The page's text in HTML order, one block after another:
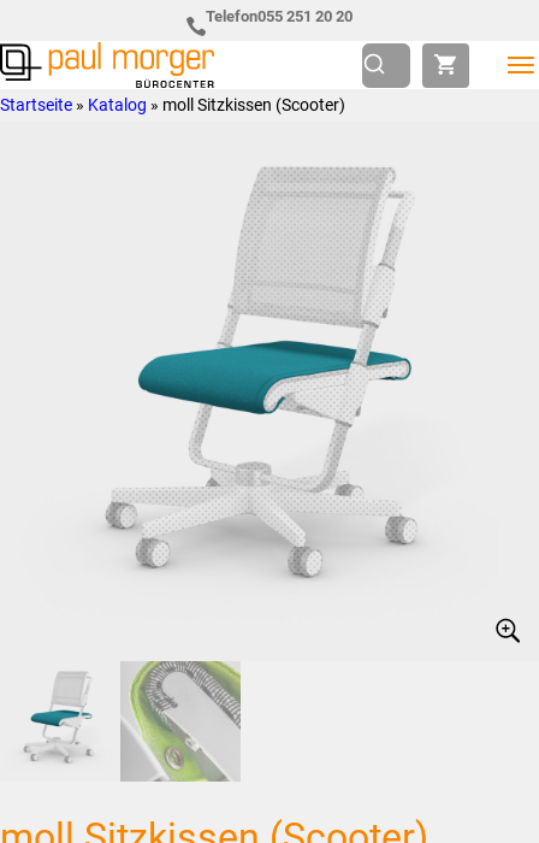
Hauptnavigation
springen
to
main
Telefon055 251 20 20
Paul
so
Startseite » Katalog » moll Sitzkissen (Scooter)